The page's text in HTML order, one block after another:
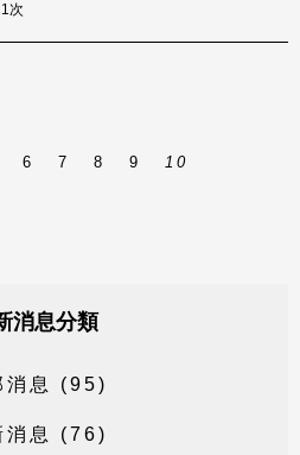
次
6 7 8 9 10
消息分類
消 息 (95)
消 息 (7 6)